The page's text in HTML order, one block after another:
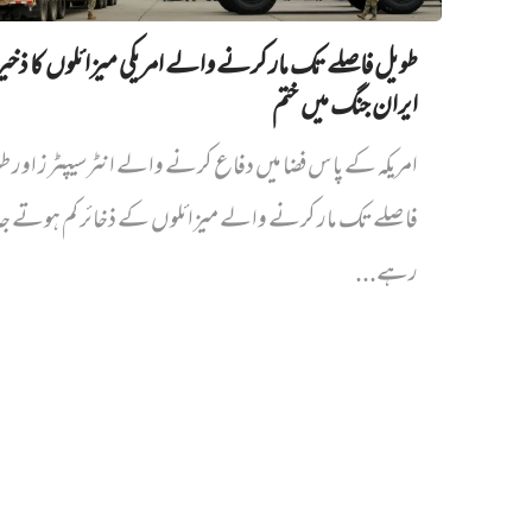
طویل فاصلے تک مار کرنے والے امریکی میزائلوں کا
ایران جنگ میں‌ ختم
امریکہ کے پاس فضا میں دفاع کرنے والے انٹرسیپٹرز اور
فاصلے تک مار کرنے والے میزائلوں کے ذخائر کم ہوتے
رہے...